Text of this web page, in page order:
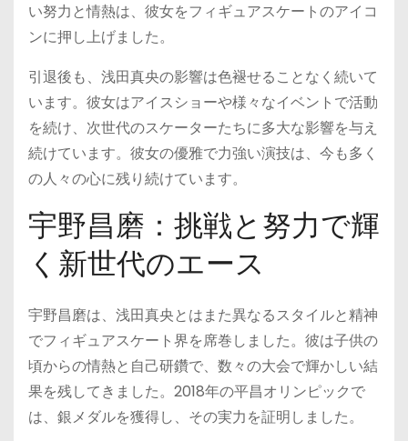
い努力と情熱は、彼女をフィギュアスケートのアイコ
ンに押し上げました。
引退後も、浅田真央の影響は色褪せることなく続いて
います。彼女はアイスショーや様々なイベントで活動
を続け、次世代のスケーターたちに多大な影響を与え
続けています。彼女の優雅で力強い演技は、今も多く
の人々の心に残り続けています。
宇野昌磨：挑戦と努力で輝
く新世代のエース
宇野昌磨は、浅田真央とはまた異なるスタイルと精神
でフィギュアスケート界を席巻しました。彼は子供の
頃からの情熱と自己研鑽で、数々の大会で輝かしい結
果を残してきました。2018年の平昌オリンピックで
は、銀メダルを獲得し、その実力を証明しました。